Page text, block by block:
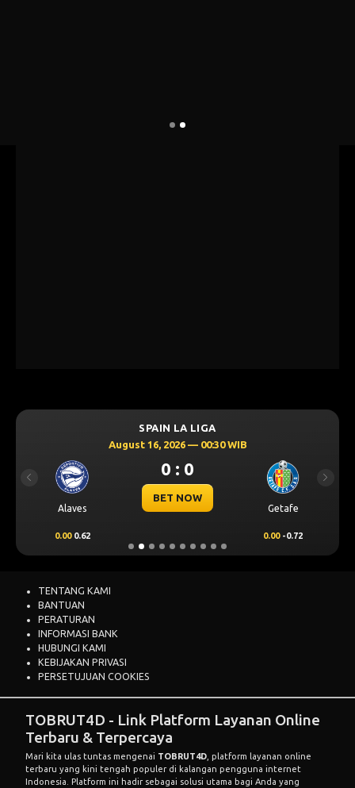
SPAIN LA LIGA
August 16, 2026 — 00:30 WIB
Alaves
0 : 0
BET NOW
Getafe
0.00 0.62 0.00 -0.72
Previous Next
TENTANG KAMI
BANTUAN
PERATURAN
INFORMASI BANK
HUBUNGI KAMI
KEBIJAKAN PRIVASI
PERSETUJUAN COOKIES
TOBRUT4D - Link Platform Layanan Online
Terbaru & Terpercaya
Mari kita ulas tuntas mengenai TOBRUT4D , platform layanan online
terbaru yang kini tengah populer di kalangan pengguna internet
Indonesia. Platform ini hadir sebagai solusi utama bagi Anda yang